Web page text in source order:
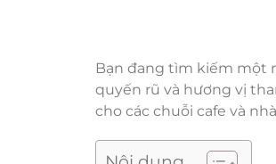
Bạn đang tìm kiếm một
quyến rũ và hương vị
cho các chuỗi cafe và